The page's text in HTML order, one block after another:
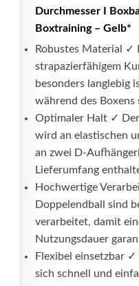
Durchmesser I
Boxtraining – Gelb*
Robustes Material ✓
strapazierfähigem
besonders langlebig
während des Boxens
Optimaler Halt ✓ Der
wird an elastischen
an zwei D-
Lieferumfang
Hochwertige
Doppelendball sind
verarbeitet, damit
Nutzungsdauer
Flexibel einsetzbar ✓
sich schnell und